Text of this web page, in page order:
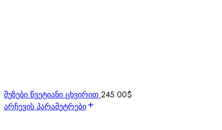
შუზები წვეტიანი ცხვირით 245.00$
არჩევის პარამეტრები